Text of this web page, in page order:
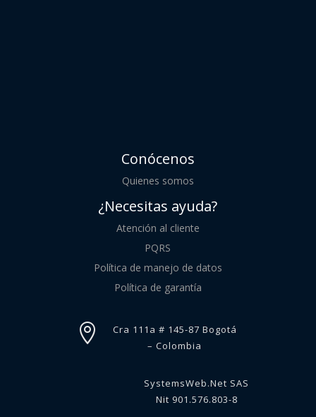
Conócenos
Quienes somos
¿Necesitas ayuda?
Atención al cliente
PQRS
Política de manejo de datos
Política de garantía

Cra 111a # 145-87 Bogotá
– Colombia
SystemsWeb.Net SAS
Nit 901.576.803-8